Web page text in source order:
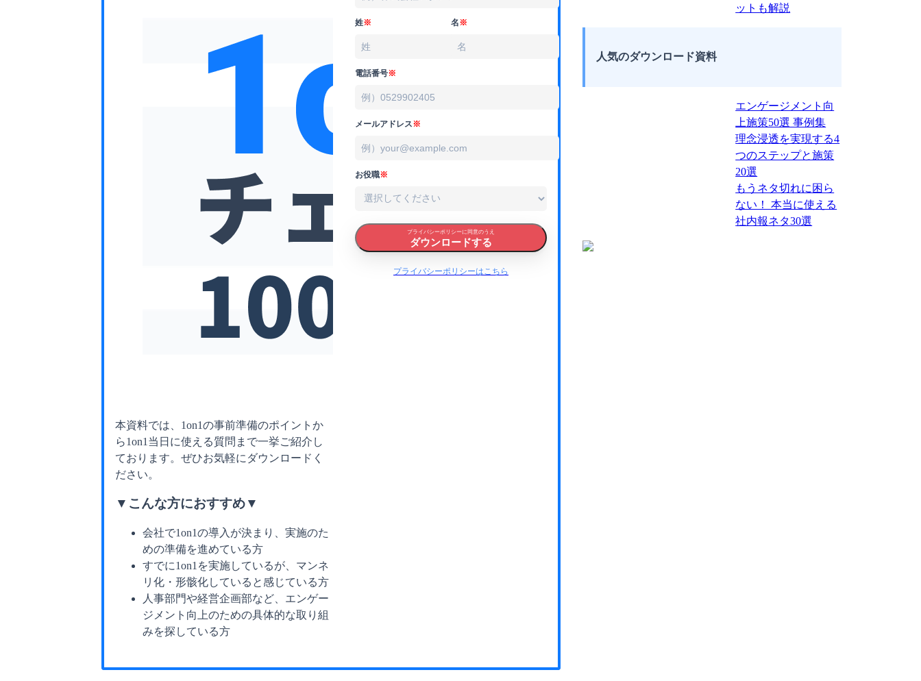
本資料では、1on1の事前準備のポイントか
ら1on1当日に使える質問まで一挙ご紹介し
ております。ぜひお気軽にダウンロードく
ださい。
▼こんな方におすすめ▼
会社で1on1の導入が決まり、実施のた
めの準備を進めている方
すでに1on1を実施しているが、マンネ
リ化・形骸化していると感じている方
人事部門や経営企画部など、エンゲー
ジメント向上のための具体的な取り組
みを探している方
姓※ 名※
電話番号※
メールアドレス※
お役職※
プライバシーポリシーに同意のうえ
ダウンロードする
プライバシーポリシーはこちら
ットも解説
人気のダウンロード資料
エンゲージメント向
上施策50選 事例集
理念浸透を実現する4
つのステップと施策
20選
もうネタ切れに困ら
ない！ 本当に使える
社内報ネタ30選